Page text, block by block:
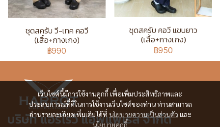
ชุดสครับ วี-เทค คอวี
(เสื้อ+กางเกง)
฿990
ชุดสครับ คอวี แขนยาว
(เสื้อ+กางเกง)
฿950
เว็บไซต์นี้มีการใช้งานคุกกี้ เพื่อเพิ่มประสิทธิภาพและ
ประสบการณ์ที่ดีในการใช้งานเว็บไซต์ของท่าน ท่านสามารถ
อ่านรายละเอียดเพิ่มเติมได้ที่ นโยบายความเป็นส่วนตัว และ
นโยบายคุกกี้
บริษัท แอร์โรว์ แอพแพเรล จำกัด